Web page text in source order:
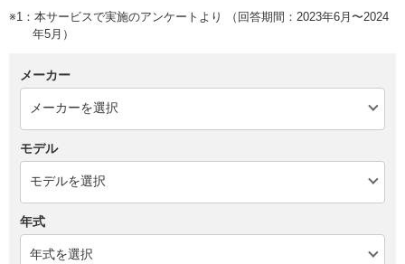
※1：本サービスで実施のアンケートより （回答期間：2023年6月〜2024
年5月）
メーカー
モデル
年式